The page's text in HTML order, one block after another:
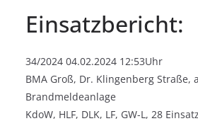
Einsatzbericht:
34/2024 04.02.2024 12:53Uhr
BMA Groß, Dr. Klingenberg Straße,
Brandmeldeanlage
KdoW, HLF, DLK, LF, GW-L, 28